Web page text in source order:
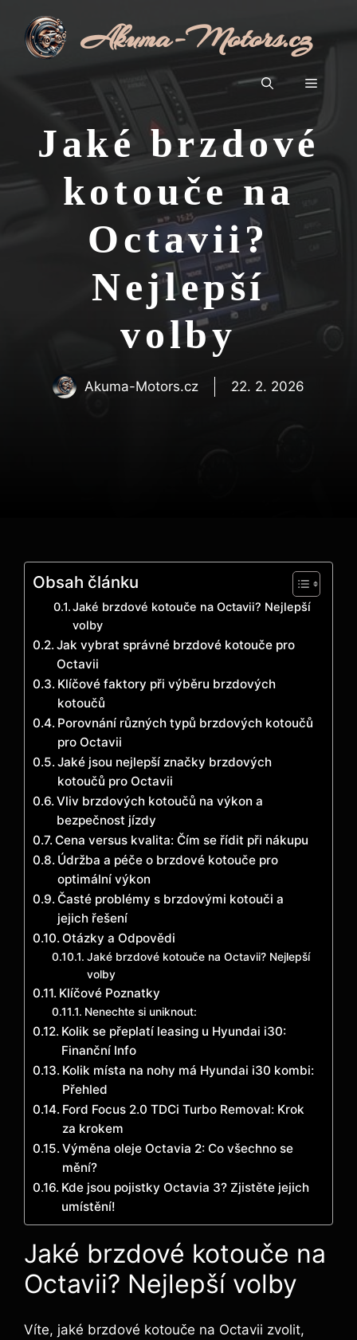
obsah
Akuma-Motors.cz
Menu
Jaké brzdové
kotouče na
Octavii?
Nejlepší
volby
Akuma-Motors.cz 22. 2. 2026
Obsah článku
Jaké brzdové kotouče na Octavii? Nejlepší
volby
Jak vybrat správné brzdové kotouče pro
Octavii
Klíčové faktory při výběru brzdových
kotoučů
Porovnání různých typů brzdových kotoučů
pro Octavii
Jaké jsou nejlepší značky brzdových
kotoučů pro Octavii
Vliv brzdových kotoučů na výkon a
bezpečnost jízdy
Cena versus kvalita: Čím se řídit při nákupu
Údržba a péče o brzdové kotouče pro
optimální výkon
Časté problémy s brzdovými kotouči a
jejich řešení
Otázky a Odpovědi
Jaké brzdové kotouče na Octavii? Nejlepší
volby
Klíčové Poznatky
Nenechte si uniknout:
Kolik se přeplatí leasing u Hyundai i30:
Finanční Info
Kolik místa na nohy má Hyundai i30 kombi:
Přehled
Ford Focus 2.0 TDCi Turbo Removal: Krok
za krokem
Výměna oleje Octavia 2: Co všechno se
mění?
Kde jsou pojistky Octavia 3? Zjistěte jejich
umístění!
Jaké brzdové kotouče na
Octavii? Nejlepší volby
Víte, jaké brzdové kotouče na Octavii zvolit,